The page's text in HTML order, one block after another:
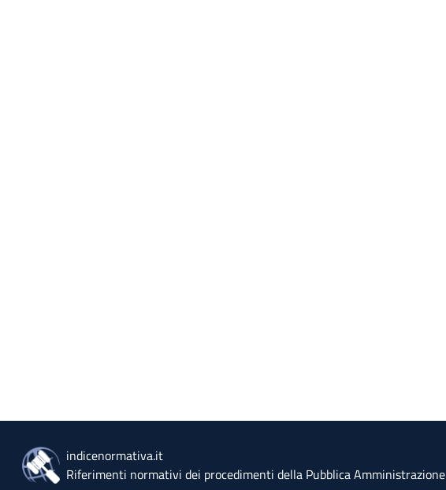
indicenormativa.it
Riferimenti normativi dei procedimenti della Pubblica Amministrazione